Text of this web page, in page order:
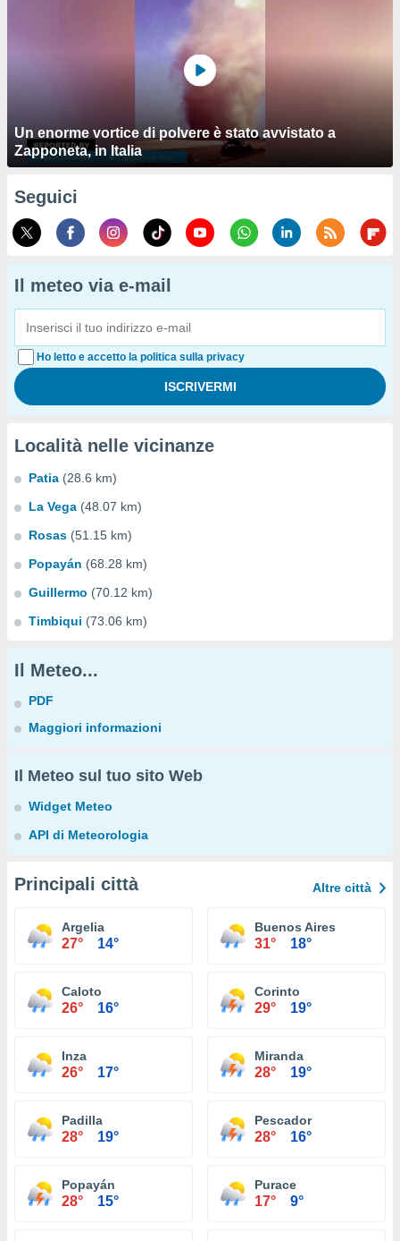
Un enorme vortice di polvere è stato avvistato a
Zapponeta, in Italia
Seguici
Il meteo via e-mail
Ho letto e accetto la politica sulla privacy
Località nelle vicinanze
Patia (28.6 km)
La Vega (48.07 km)
Rosas (51.15 km)
Popayán (68.28 km)
Guillermo (70.12 km)
Timbiqui (73.06 km)
Il Meteo...
PDF
Maggiori informazioni
Il Meteo sul tuo sito Web
Widget Meteo
API di Meteorologia
Principali città Altre città
Argelia
27° 14°
Buenos Aires
31° 18°
Caloto
26° 16°
Corinto
29° 19°
Inza
26° 17°
Miranda
28° 19°
Padilla
28° 19°
Pescador
28° 16°
Popayán
28° 15°
Purace
17° 9°